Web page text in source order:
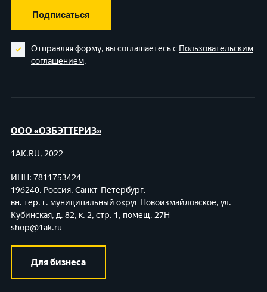
Подписаться
Отправляя форму, вы соглашаетесь с Пользовательским
соглашением.
ООО «ОЗБЭТТЕРИЗ»
1AK.RU, 2022
ИНН: 7811753424
196240, Россия, Санкт-Петербург,
вн. тер. г. муниципальный округ Новоизмайловское, ул.
Кубинская, д. 82, к. 2, стр. 1, помещ. 27Н
shop@1ak.ru
Для бизнеса